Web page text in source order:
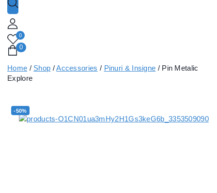
0
0
Home / Shop /Accessories / Pinuri & Insigne / Pin Metalic
Explore
-50%